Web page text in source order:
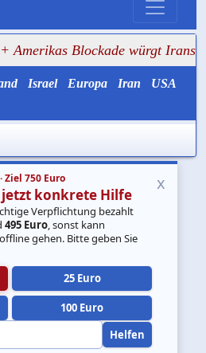
würgt Irans Ölexport ab
Israel Europa Iran
USA
Ziel 750 Euro
konkrete Hilfe
Verpflichtung bezahlt
495 Euro, sonst kann
gehen. Bitte geben Sie
25 Euro
100 Euro
Helfen
x